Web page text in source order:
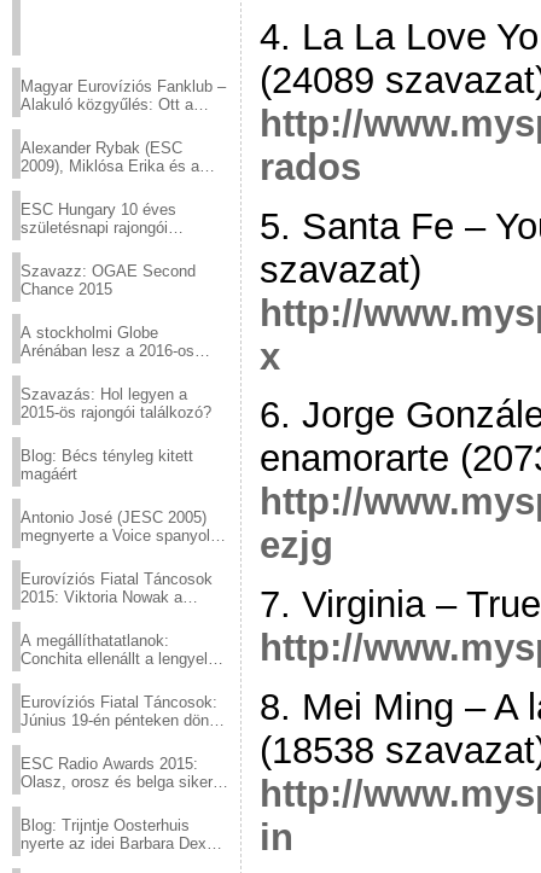
Magyar Eurovíziós Fanklub –
Alakuló közgyűlés: Ott a
Alexander Rybak (ESC
2009), Miklósa Erika és a
sztárjai a Margitszigeten
ESC Hungary 10 éves
születésnapi rajongói
Szavazz: OGAE Second
Chance 2015
A stockholmi Globe
Arénában lesz a 2016-os
Szavazás: Hol legyen a
2015-ös rajongói találkozó?
Blog: Bécs tényleg kitett
magáért
Antonio José (JESC 2005)
megnyerte a Voice spanyol
Eurovíziós Fiatal Táncosok
2015: Viktoria Nowak a
A megállíthatatlanok:
Conchita ellenállt a lengyel
Eurovíziós Fiatal Táncosok:
Június 19-én pénteken döntő
ESC Radio Awards 2015:
Olasz, orosz és belga siker,
Blog: Trijntje Oosterhuis
nyerte az idei Barbara Dex
4. La La Love
(24089
http://
rados
5. Santa Fe –
szavazat)
http://
x
6. Jorge
enamorarte
http://
ezjg
7. Virginia –
http://
8. Mei Ming – A
(18538
http://
in